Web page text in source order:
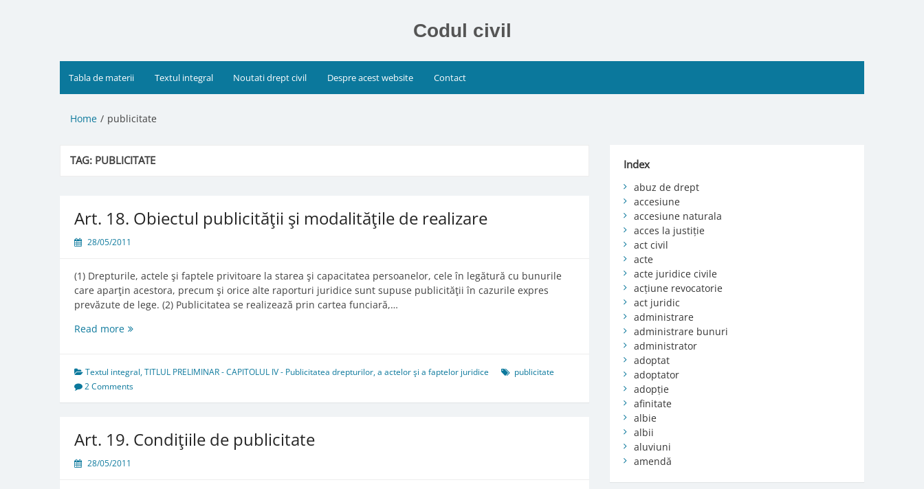
Codul civil
Tabla de materii Textul integral Noutati drept civil Despre acest website Contact
Home publicitate
TAG: PUBLICITATE
Art. 18. Obiectul publicităţii şi modalităţile de realizare
28/05/2011
(1) Drepturile, actele şi faptele privitoare la starea şi capacitatea persoanelor, cele în legătură cu bunurile
care aparţin acestora, precum şi orice alte raporturi juridice sunt supuse publicităţii în cazurile expres
prevăzute de lege. (2) Publicitatea se realizează prin cartea funciară,…
Read moreArt.
publicităţii
şi
modalităţile
Textul integral,TITLUL PRELIMINAR - CAPITOLUL IV - Publicitatea drepturilor, a actelor şi a faptelor juridice
publicitate
2 Comments
Art. 19. Condiţiile de publicitate
28/05/2011
Index
abuz de drept
accesiune
accesiune naturala
acces la justiție
act civil
acte
acte juridice civile
acțiune revocatorie
act juridic
administrare
administrare bunuri
administrator
adoptat
adoptator
adopție
afinitate
albie
albii
aluviuni
amendă